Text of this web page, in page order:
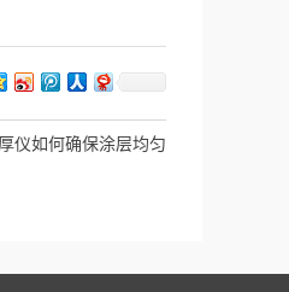
仪如何确保涂层均匀